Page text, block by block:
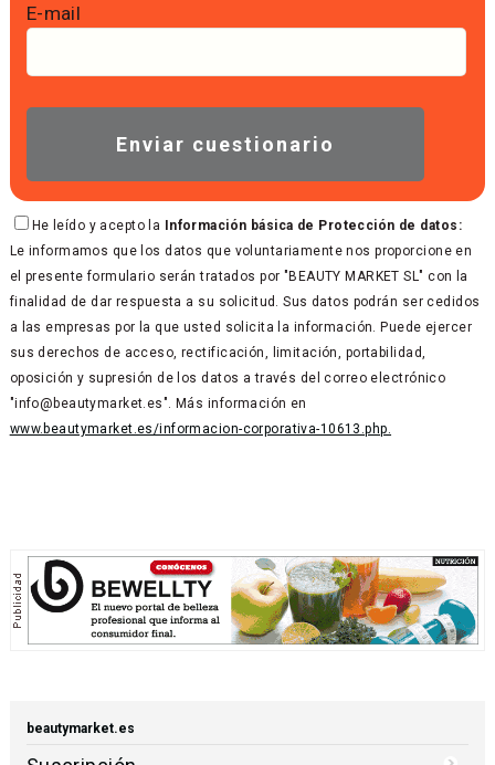
E-mail
He leído y acepto la Información básica de Protección de datos:
Le informamos que los datos que voluntariamente nos proporcione en
el presente formulario serán tratados por "BEAUTY MARKET SL" con la
finalidad de dar respuesta a su solicitud. Sus datos podrán ser cedidos
a las empresas por la que usted solicita la información. Puede ejercer
sus derechos de acceso, rectificación, limitación, portabilidad,
oposición y supresión de los datos a través del correo electrónico
"info@beautymarket.es". Más información en
www.beautymarket.es/informacion-corporativa-10613.php.
beautymarket.es